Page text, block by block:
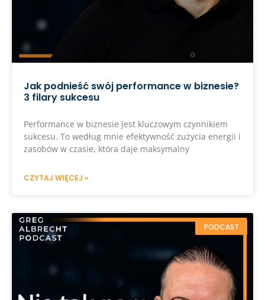
Jak podnieść swój performance w biznesie?
3 filary sukcesu
Performance w biznesie jest kluczowym czynnikiem
sukcesu. To według mnie efektywność zużycia energii i
zasobów w czasie, która daje maksymalny
CZYTAJ WIĘCEJ »
PODCAST